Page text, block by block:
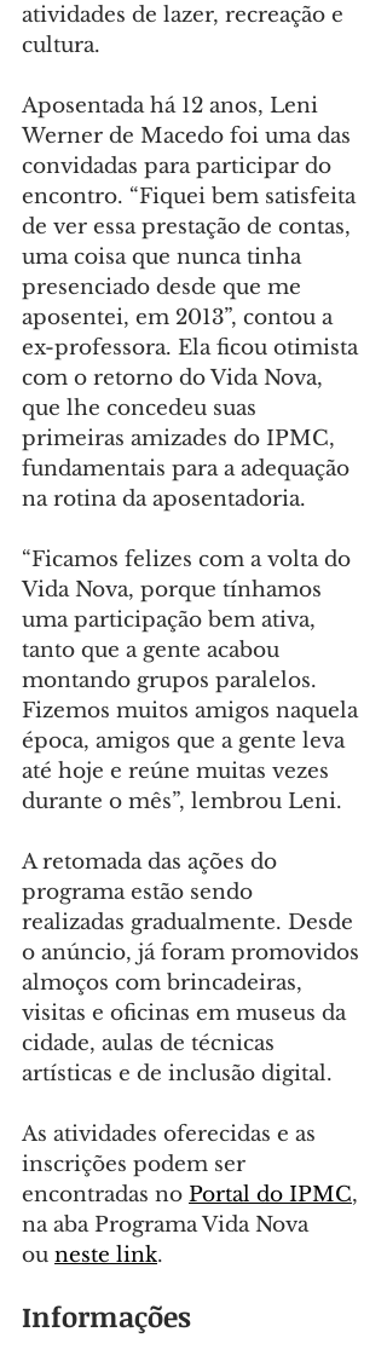
atividades de lazer, recreação e
cultura.
Aposentada há 12 anos, Leni
Werner de Macedo foi uma das
convidadas para participar do
encontro. “Fiquei bem satisfeita
de ver essa prestação de contas,
uma coisa que nunca tinha
presenciado desde que me
aposentei, em 2013”, contou a
ex-professora. Ela ficou otimista
com o retorno do Vida Nova,
que lhe concedeu suas
primeiras amizades do IPMC,
fundamentais para a adequação
na rotina da aposentadoria.
“Ficamos felizes com a volta do
Vida Nova, porque tínhamos
uma participação bem ativa,
tanto que a gente acabou
montando grupos paralelos.
Fizemos muitos amigos naquela
época, amigos que a gente leva
até hoje e reúne muitas vezes
durante o mês”, lembrou Leni.
A retomada das ações do
programa estão sendo
realizadas gradualmente. Desde
o anúncio, já foram promovidos
almoços com brincadeiras,
visitas e oficinas em museus da
cidade, aulas de técnicas
artísticas e de inclusão digital.
As atividades oferecidas e as
inscrições podem ser
encontradas no Portal do IPMC,
na aba Programa Vida Nova
ou neste link.
Informações